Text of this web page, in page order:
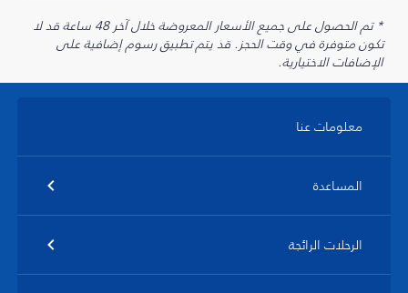
* تم الحصول على جميع الأسعار المعروضة خلال آخر 48 ساعة قد لا
تكون متوفرة في وقت الحجز. قد يتم تطبيق رسوم إضافية على
الإضافات الاختيارية.
معلومات عنا
المساعدة
الرحلات الرائجة